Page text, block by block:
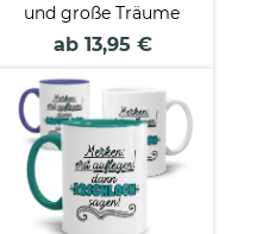
und große Träume
ab 13,95 €